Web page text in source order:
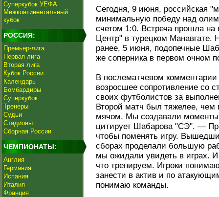
Суперкубок УЕФА
Межконтинентальный
кубок
РОССИЯ:
Премьер-лига
Первая лига
Вторая лига
Кубок России
Календарь
Бомбардиры
Суперкубок
Тренеры
Судьи
Стадионы
Сборная России
ЧЕМПИОНАТЫ:
Англия
Германия
Испания
Италия
Франция
Сегодня, 9 июня, российская
минимальную победу над
счетом 1:0. Встреча прошла
Центр" в турецком
ранее, 5 июня, подопечные
же соперника в первом очном
В послематчевом комментарии
возросшее сопротивление со
своих футболистов за
Второй матч был тяжелее,
мячом. Мы создавали
цитирует Шабарова "СЭ". —
чтобы поменять игру.
сборах проделали большую
мы ожидали увидеть в играх.
что тренируем. Игроки
занести в актив и по
понимаю команды.